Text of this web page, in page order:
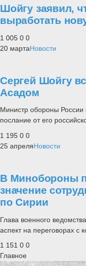
Шойгу заявил,
выработать
1 005 0 0
20 мартаНовости
Сергей Шойгу
Асадом
Министр обороны России
послание от его
1 195 0 0
25 апреляНовости
В Минобороны
значение
по Сирии
Глава военного
аспект на переговорах с
1 151 0 0
Главное